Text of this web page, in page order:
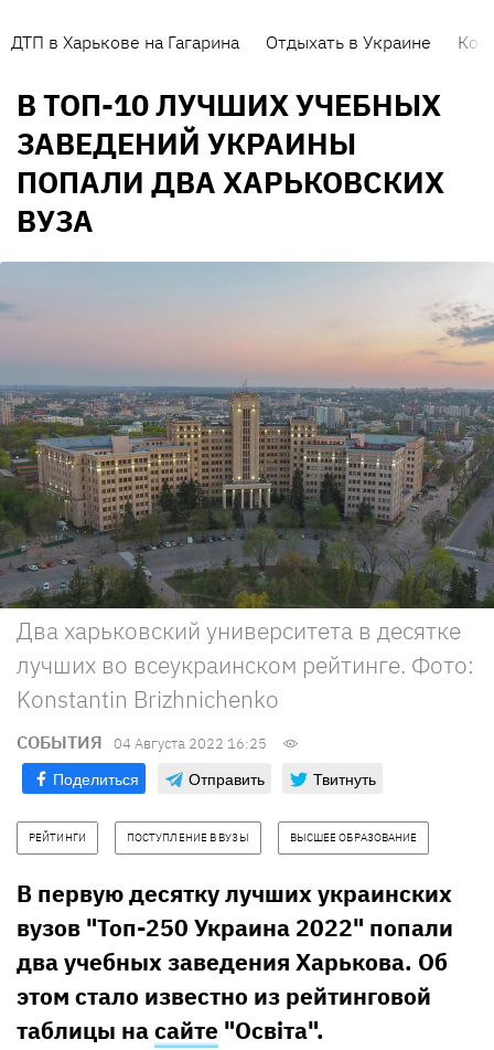
ДТП в Харькове на Гагарина Отдыхать в Украине
В ТОП-10 ЛУЧШИХ УЧЕБНЫХ
ЗАВЕДЕНИЙ УКРАИНЫ
ПОПАЛИ ДВА ХАРЬКОВСКИХ
ВУЗА
Два харьковский университета в десятке
лучших во всеукраинском рейтинге. Фото:
Konstantin Brizhnichenko
СОБЫТИЯ 04 Августа 2022 16:25
Поделиться Отправить Твитнуть
РЕЙТИНГИ ПОСТУПЛЕНИЕ В ВУЗЫ ВЫСШЕЕ ОБРАЗОВАНИЕ
В первую десятку лучших украинских
вузов "Топ-250 Украина 2022" попали
два учебных заведения Харькова. Об
этом стало известно из рейтинговой
таблицы насайте "Освіта".